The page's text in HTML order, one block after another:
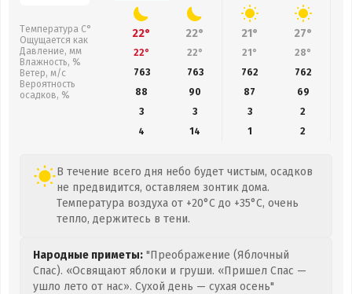
Температура С°
Ощущается как
Давление, мм
Влажность, %
Ветер, м/с
Вероятность
осадков, %
22° 22° 21° 27°
22° 22° 21° 28°
763
763 762 762
88
90 87 69
3
3 3
2
4
14 1 2
В течение всего дня небо будет чистым, осадков
не предвидится, оставляем зонтик дома.
Температура воздуха от +20°C до +35°C, очень
тепло, держитесь в тени.
Народные приметы: "Преображение (Яблочный
Спас). «Освящают яблоки и груши. «Пришел Спас —
ушло лето от нас». Сухой день — сухая осень"